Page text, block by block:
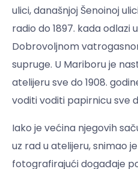
ulici, današnjoj Šenoinoj
radio do 1897. kada odlazi
Dobrovoljnom
supruge. U Mariboru je
atelijeru sve do 1908.
voditi voditi papirnicu sve
Iako je većina njegovih
uz rad u atelijeru, snimao
fotografirajući događaje